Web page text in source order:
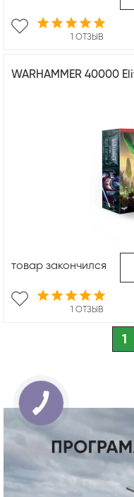
1 ОТЗЫВ
WARHAMMER 40000
1 ОТЗЫВ
товар закончился
1